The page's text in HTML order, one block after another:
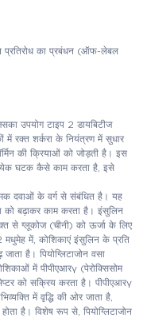
प्रतिरोध का प्रबंधन (ऑफ-लेबल
उपयोग टाइप 2 डायबिटीज
रक्त शर्करा के नियंत्रण में सुधार
की क्रियाओं को जोड़ती है। इस
घटक कैसे काम करता है, इसे
दवाओं के वर्ग से संबंधित है। यह
बढ़ाकर काम करता है। इंसुलिन
रक्त से ग्लूकोज (चीनी) को ऊर्जा के लिए
में, कोशिकाएं इंसुलिन के प्रति
है। पियोग्लिटाजोन वसा
में पीपीएआरγ (पेरोक्सिसोम
को सक्रिय करता है। पीपीएआरγ
में वृद्धि की ओर जाता है,
है। विशेष रूप से, पियोग्लिटाजोन